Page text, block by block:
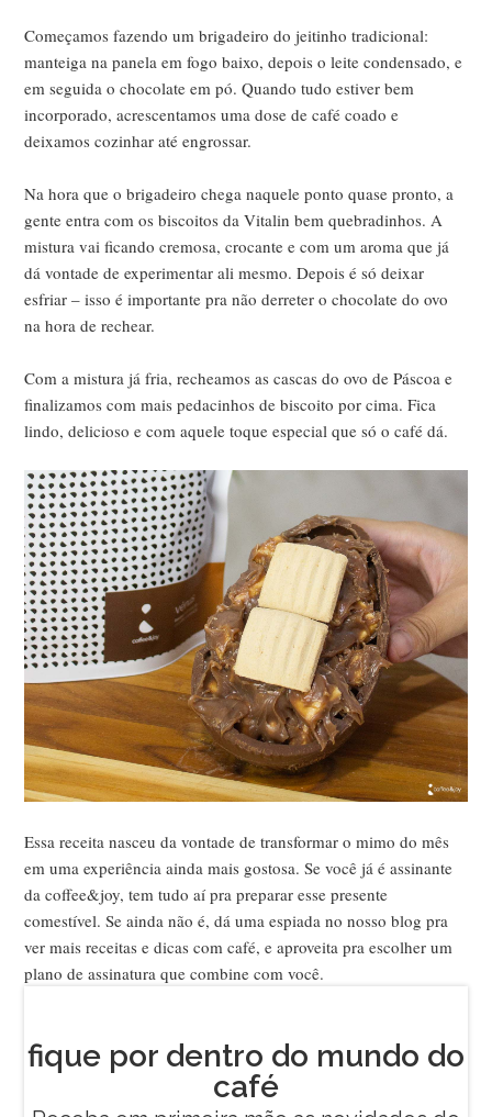
Começamos fazendo um brigadeiro do jeitinho tradicional:
manteiga na panela em fogo baixo, depois o leite condensado, e
em seguida o chocolate em pó. Quando tudo estiver bem
incorporado, acrescentamos uma dose de café coado e
deixamos cozinhar até engrossar.
Na hora que o brigadeiro chega naquele ponto quase pronto, a
gente entra com os biscoitos da Vitalin bem quebradinhos. A
mistura vai ficando cremosa, crocante e com um aroma que já
dá vontade de experimentar ali mesmo. Depois é só deixar
esfriar – isso é importante pra não derreter o chocolate do ovo
na hora de rechear.
Com a mistura já fria, recheamos as cascas do ovo de Páscoa e
finalizamos com mais pedacinhos de biscoito por cima. Fica
lindo, delicioso e com aquele toque especial que só o café dá.
Essa receita nasceu da vontade de transformar o mimo do mês
em uma experiência ainda mais gostosa. Se você já é assinante
da coffee&joy, tem tudo aí pra preparar esse presente
comestível. Se ainda não é, dá uma espiada no nosso blog pra
ver mais receitas e dicas com café, e aproveita pra escolher um
plano de assinatura que combine com você.